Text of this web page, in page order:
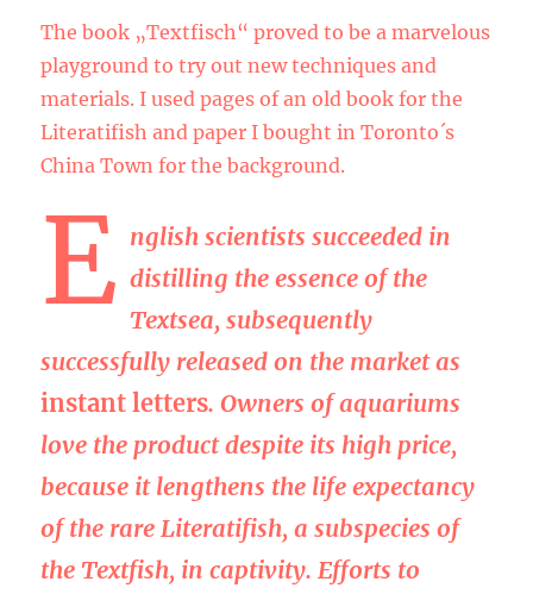
The book „Textfisch“ proved to be a marvelous
playground to try out new techniques and
materials. I used pages of an old book for the
Literatifish and paper I bought in Toronto´s
China Town for the background.
E nglish scientists succeeded in
distilling the essence of the
Textsea, subsequently
successfully released on the market as
instant letters. Owners of aquariums
love the product despite its high price,
because it lengthens the life expectancy
of the rare Literatifish, a subspecies of
the Textfish, in captivity. Efforts to